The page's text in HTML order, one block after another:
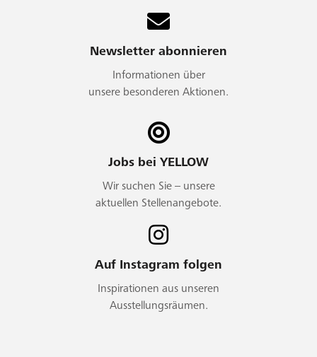
Newsletter abonnieren
Informationen über
unsere besonderen Aktionen.
Jobs bei YELLOW
Wir suchen Sie – unsere
aktuellen Stellenangebote.
Auf Instagram folgen
Inspirationen aus unseren
Ausstellungsräumen.